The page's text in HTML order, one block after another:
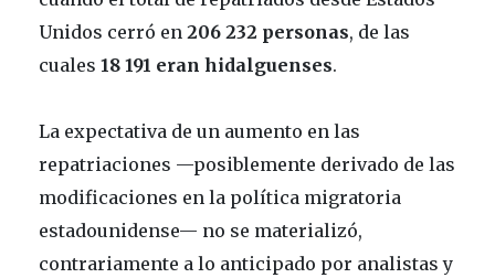
Unidos cerró en 206 232 personas, de las
cuales 18 191 eran hidalguenses.
La expectativa de un aumento en las
repatriaciones —posiblemente derivado de las
modificaciones en la política migratoria
estadounidense— no se materializó,
contrariamente a lo anticipado por analistas y